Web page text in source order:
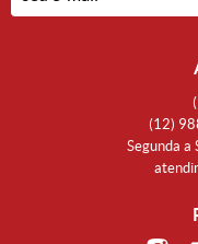
(12)
Segunda a